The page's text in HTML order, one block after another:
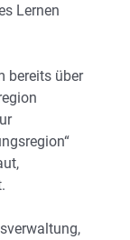
Lernen
bereits über